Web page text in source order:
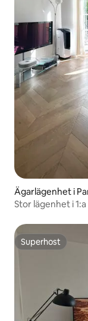
Ägarlägenhet i
Stor lägenhet i
Superhost
Superhost